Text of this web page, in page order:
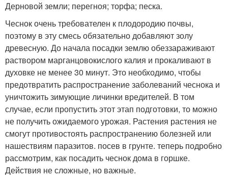
Дерновой земли; перегноя; торфа; песка.
Чеснок очень требователен к плодородию почвы,
поэтому в эту смесь обязательно добавляют золу
древесную. До начала посадки землю обеззараживают
раствором марганцовокислого калия и прокаливают в
духовке не менее 30 минут. Это необходимо, чтобы
предотвратить распространение заболеваний чеснока и
уничтожить зимующие личинки вредителей. В том
случае, если пропустить этот этап подготовки, то можно
не получить ожидаемого урожая. Растения растения не
смогут противостоять распространению болезней или
нашествиям паразитов. посев в грунте. теперь подробно
рассмотрим, как посадить чеснок дома в горшке.
Действия не сложные, но важные.